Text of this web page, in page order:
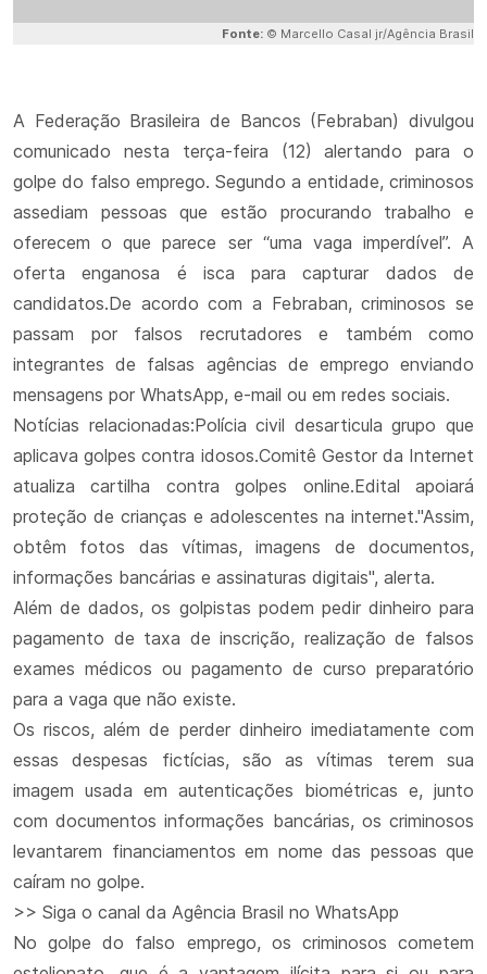
Fonte: © Marcello Casal jr/Agência Brasil
A Federação Brasileira de Bancos (Febraban) divulgou
comunicado nesta terça-feira (12) alertando para o
golpe do falso emprego. Segundo a entidade, criminosos
assediam pessoas que estão procurando trabalho e
oferecem o que parece ser “uma vaga imperdível”. A
oferta enganosa é isca para capturar dados de
candidatos.De acordo com a Febraban, criminosos se
passam por falsos recrutadores e também como
integrantes de falsas agências de emprego enviando
mensagens por WhatsApp, e-mail ou em redes sociais.
Notícias relacionadas:Polícia civil desarticula grupo que
aplicava golpes contra idosos.Comitê Gestor da Internet
atualiza cartilha contra golpes online.Edital apoiará
proteção de crianças e adolescentes na internet."Assim,
obtêm fotos das vítimas, imagens de documentos,
informações bancárias e assinaturas digitais", alerta.
Além de dados, os golpistas podem pedir dinheiro para
pagamento de taxa de inscrição, realização de falsos
exames médicos ou pagamento de curso preparatório
para a vaga que não existe.
Os riscos, além de perder dinheiro imediatamente com
essas despesas fictícias, são as vítimas terem sua
imagem usada em autenticações biométricas e, junto
com documentos informações bancárias, os criminosos
levantarem financiamentos em nome das pessoas que
caíram no golpe.
>> Siga o canal da Agência Brasil no WhatsApp
No golpe do falso emprego, os criminosos cometem